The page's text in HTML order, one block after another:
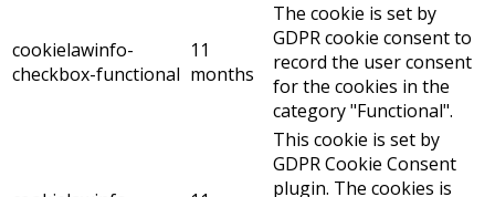
cookielawinfo-
checkbox-functional
11
months
The cookie is set by
GDPR cookie consent to
record the user consent
for the cookies in the
category "Functional".
This cookie is set by
GDPR Cookie Consent
plugin. The cookies is